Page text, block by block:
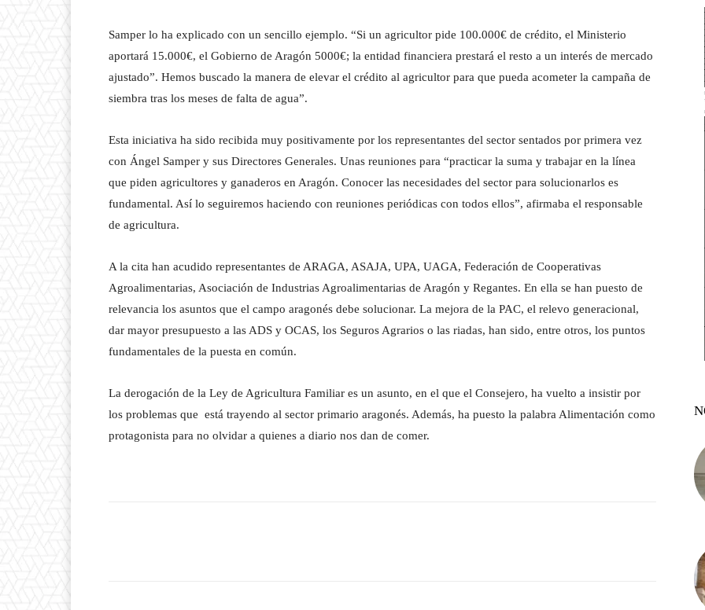
Samper lo ha explicado con un sencillo ejemplo. “Si un agricultor pide 100.000€ de crédito, el Ministerio
aportará 15.000€, el Gobierno de Aragón 5000€; la entidad financiera prestará el resto a un interés de mercado
ajustado”. Hemos buscado la manera de elevar el crédito al agricultor para que pueda acometer la campaña de
siembra tras los meses de falta de agua”.
Esta iniciativa ha sido recibida muy positivamente por los representantes del sector sentados por primera vez
con Ángel Samper y sus Directores Generales. Unas reuniones para “practicar la suma y trabajar en la línea
que piden agricultores y ganaderos en Aragón. Conocer las necesidades del sector para solucionarlos es
fundamental. Así lo seguiremos haciendo con reuniones periódicas con todos ellos”, afirmaba el responsable
de agricultura.
A la cita han acudido representantes de ARAGA, ASAJA, UPA, UAGA, Federación de Cooperativas
Agroalimentarias, Asociación de Industrias Agroalimentarias de Aragón y Regantes. En ella se han puesto de
relevancia los asuntos que el campo aragonés debe solucionar. La mejora de la PAC, el relevo generacional,
dar mayor presupuesto a las ADS y OCAS, los Seguros Agrarios o las riadas, han sido, entre otros, los puntos
fundamentales de la puesta en común.
La derogación de la Ley de Agricultura Familiar es un asunto, en el que el Consejero, ha vuelto a insistir por
los problemas que está trayendo al sector primario aragonés. Además, ha puesto la palabra Alimentación como
protagonista para no olvidar a quienes a diario nos dan de comer.